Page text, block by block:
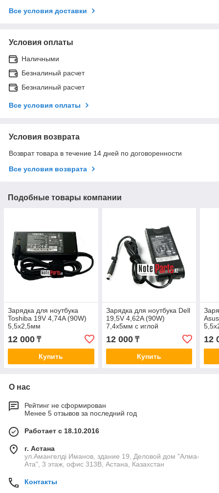
Все условия доставки
Условия оплаты
Наличными
Безналиный расчет
Безналиный расчет
Все условия оплаты
Условия возврата
Возврат товара в течение 14 дней по договоренности
Все условия возврата
Подобные товары компании
Зарядка для ноутбука
Toshiba 19V 4,74A (90W)
5,5x2,5мм
12 000 ₸
Купить
Зарядка для ноутбука Dell
19,5V 4,62A (90W)
7,4x5мм с иглой
(ORIGINAL)
12 000₸
Купить
12
О нас
Рейтинг не сформирован
Менее 5 отзывов за последний год
Работает с 18.10.2016
г. Астана
ул.Амангелді Иманов, здание 19, Деловой дом "Алма-
Ата", 3 этаж, офис 313В, Астана, Казахстан
Контакты